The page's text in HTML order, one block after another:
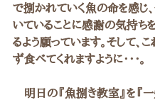
で捌かれていく魚の命を感じ
いていることに感謝の気持ち
るよう願っています。そして、
ず食べてくれますように・・・。
明日の『魚捌き教室』を『一